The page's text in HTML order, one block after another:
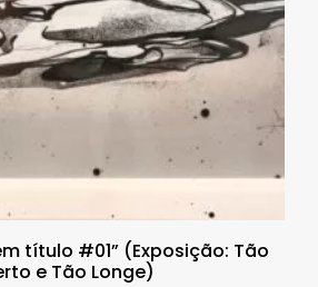
título #01” (Exposição: Tão
e Tão Longe)